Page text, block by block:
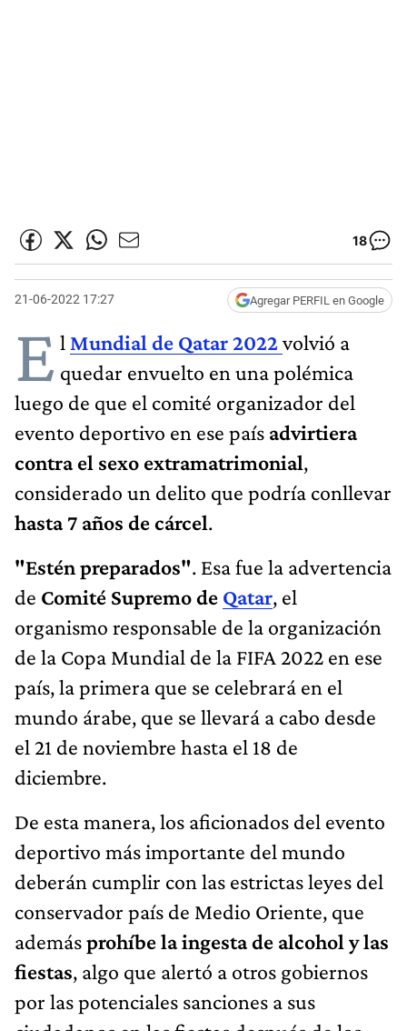
18
21-06-2022 17:27 Agregar PERFIL en Google
E l Mundial de Qatar 2022volvió a
quedar envuelto en una polémica
luego de que el comité organizador del
evento deportivo en ese país advirtiera
contra el sexo extramatrimonial,
considerado un delito que podría conllevar
hasta 7 años de cárcel.
"Estén preparados". Esa fue la advertencia
de Comité Supremo de Qatar, el
organismo responsable de la organización
de la Copa Mundial de la FIFA 2022 en ese
país, la primera que se celebrará en el
mundo árabe, que se llevará a cabo desde
el 21 de noviembre hasta el 18 de
diciembre.
De esta manera, los aficionados del evento
deportivo más importante del mundo
deberán cumplir con las estrictas leyes del
conservador país de Medio Oriente, que
ademásprohíbe la ingesta de alcohol y las
fiestas, algo que alertó a otros gobiernos
por las potenciales sanciones a sus